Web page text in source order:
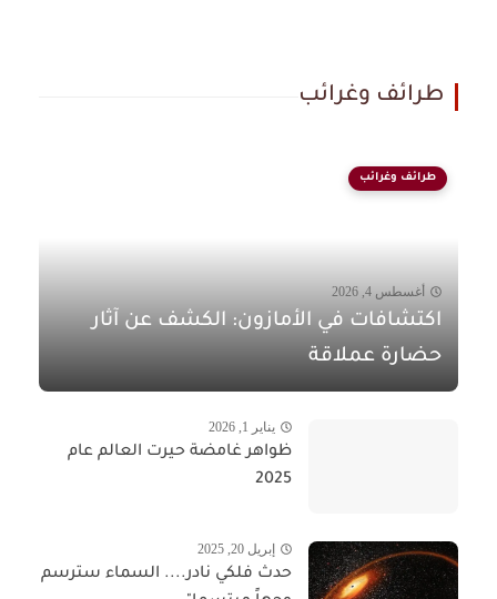
طرائف وغرائب
طرائف وغرائب
أغسطس 4, 2026
اكتشافات في الأمازون: الكشف عن آثار
حضارة عملاقة
يناير 1, 2026
ظواهر غامضة حيرت العالم عام
2025
إبريل 20, 2025
حدث فلكي نادر.... السماء سترسم